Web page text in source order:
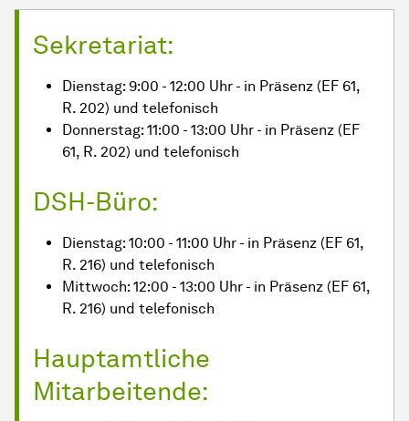
Sekretariat:
Dienstag: 9:00 - 12:00 Uhr - in Präsenz (EF 61,
R. 202) und telefonisch
Donnerstag: 11:00 - 13:00 Uhr - in Präsenz (EF
61, R. 202) und telefonisch
DSH-Büro:
Dienstag: 10:00 - 11:00 Uhr - in Präsenz (EF 61,
R. 216) und telefonisch
Mittwoch: 12:00 - 13:00 Uhr - in Präsenz (EF 61,
R. 216) und telefonisch
Hauptamtliche
Mitarbeitende: